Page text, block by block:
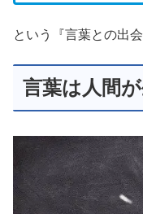
という『言葉との出
言葉は人間